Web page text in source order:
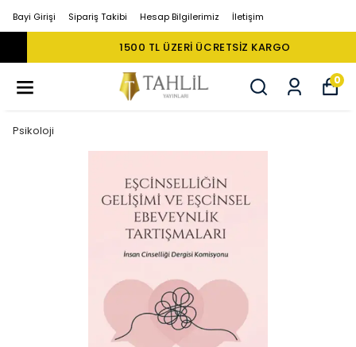
Bayi Girişi Sipariş Takibi Hesap Bilgilerimiz İletişim
1500 TL ÜZERI ÜCRETSIZ KARGO
0
Psikoloji